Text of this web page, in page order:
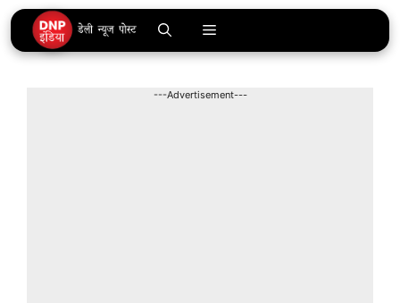
Skip
to
content
Menu
---Advertisement---